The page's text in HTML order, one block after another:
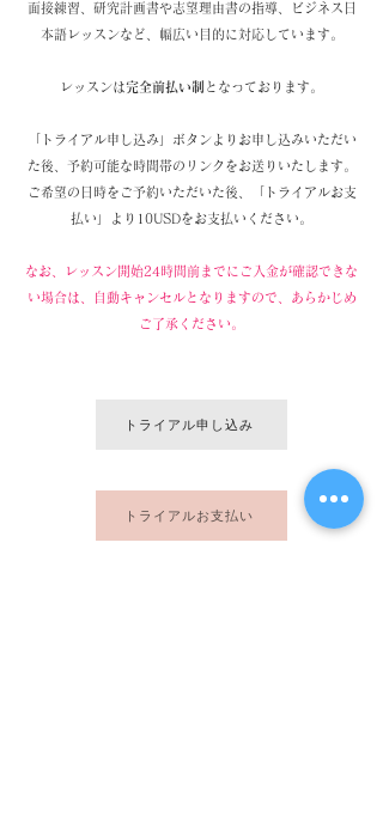
面接練習、研究計画書や志望理由書の指導、ビジネス日
本語レッスンなど、幅広い目的に対応しています。
レッスンは完全前払い制 となっております。
「トライアル申し込み」ボタンよりお申し込みいただい
た後、予約可能な時間帯のリンクをお送りいたします。
ご希望の日時をご予約いただいた後、「トライアルお支
払い」より10USDをお支払いください。
なお、レッスン開始24時間前までにご入金が確認できな
い場合は、自動キャンセルとなりますので、あらかじめ
ご了承ください。
トライアル申し込み
トライアルお支払い